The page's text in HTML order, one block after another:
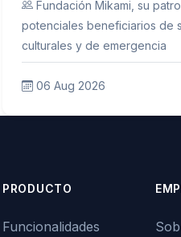
Fundación Mikami, su
potenciales beneficiarios de
culturales y de emergencia
06 Aug 2026
PRODUCTO
Funcionalidades